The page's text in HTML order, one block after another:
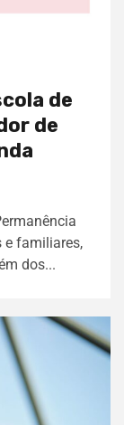
de
de
e familiares,
dos...